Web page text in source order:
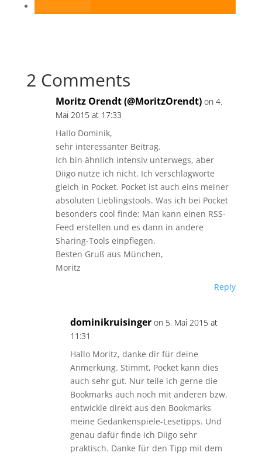
2 Comments
Moritz Orendt (@MoritzOrendt) on 4.
Mai 2015 at 17:33
Hallo Dominik,
sehr interessanter Beitrag.
Ich bin ähnlich intensiv unterwegs, aber
Diigo nutze ich nicht. Ich verschlagworte
gleich in Pocket. Pocket ist auch eins meiner
absoluten Lieblingstools. Was ich bei Pocket
besonders cool finde: Man kann einen RSS-
Feed erstellen und es dann in andere
Sharing-Tools einpflegen.
Besten Gruß aus München,
Moritz
Reply
dominikruisinger on 5. Mai 2015 at
11:31
Hallo Moritz, danke dir für deine
Anmerkung. Stimmt, Pocket kann dies
auch sehr gut. Nur teile ich gerne die
Bookmarks auch noch mit anderen bzw.
entwickle direkt aus den Bookmarks
meine Gedankenspiele-Lesetipps. Und
genau dafür finde ich Diigo sehr
praktisch. Danke für den Tipp mit dem